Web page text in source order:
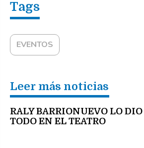
EVENTOS
Leer más noticias
RALY BARRIONUEVO LO DIO
TODO EN EL TEATRO